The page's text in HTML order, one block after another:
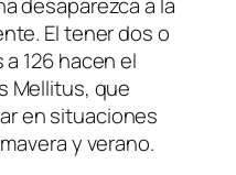
El tener dos o
126 hacen el
Mellitus, que
en situaciones
y verano.